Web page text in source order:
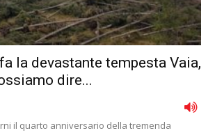
la devastante tempesta Vaia,
dire...
il quarto anniversario della tremenda